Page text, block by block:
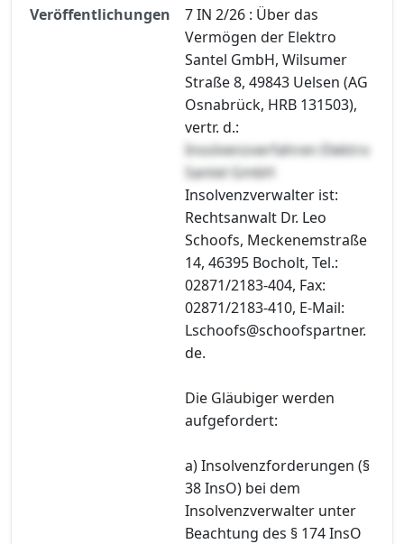
Veröffentlichungen
7 IN 2/26 : Über das
Vermögen der Elektro
Santel GmbH, Wilsumer
Straße 8, 49843 Uelsen (AG
Osnabrück, HRB 131503),
vertr. d.:
Insolvenzverfahren Elektro
Santel GmbH
Insolvenzverwalter ist:
Rechtsanwalt Dr. Leo
Schoofs, Meckenemstraße
14, 46395 Bocholt, Tel.:
02871/2183-404, Fax:
02871/2183-410, E-Mail:
Lschoofs@schoofspartner.
de.
Die Gläubiger werden
aufgefordert:
a) Insolvenzforderungen (§
38 InsO) bei dem
Insolvenzverwalter unter
Beachtung des § 174 InsO